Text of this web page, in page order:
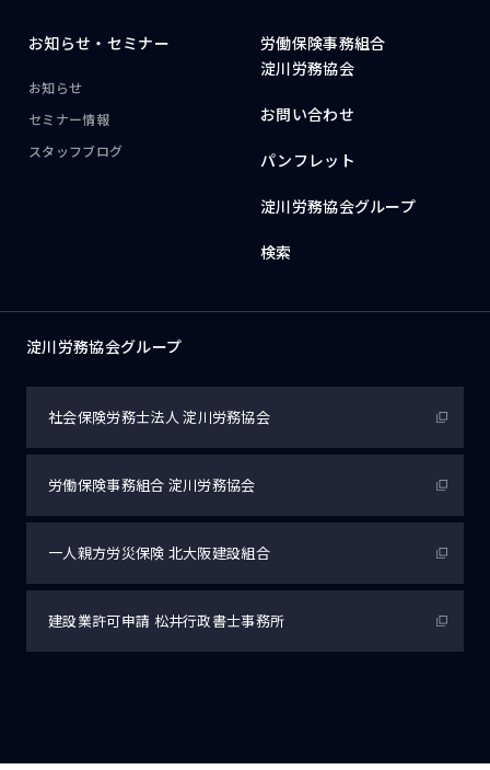
お知らせ・ セミナー
お知らせ
セミナー情報
スタッフブログ
労働保険事務組合
淀川労務協会
お問い合わせ
パンフレット
淀川労務協会グループ
検索
淀川労務協会グループ
社会保険労務士法人淀川労務協会
労働保険事務組合 淀川労務協会
一人親方労災保険 北大阪建設組合
建設業許可申請 松井行政書士事務所